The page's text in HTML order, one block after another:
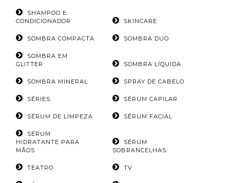
SHAMPOO E
CONDICIONADOR
SKINCARE
SOMBRA COMPACTA SOMBRA DUO
SOMBRA EM
GLITTER
SOMBRA LÍQUIDA
SOMBRA MINERAL SPRAY DE CABELO
SÉRIES SÉRUM CAPILAR
SÉRUM DE LIMPEZA SÉRUM FACIAL
SÉRUM
HIDRATANTE PARA
MÃOS
SÉRUM
SOBRANCELHAS
TEATRO TV